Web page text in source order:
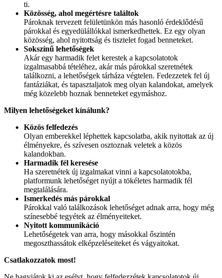
ti.
Közösség, ahol megértésre találtok
Pároknak tervezett felületünkön más hasonló érdeklődésű
párokkal és egyedülállókkal ismerkedhettek. Ez egy olyan
közösség, ahol nyitottság és tisztelet fogad benneteket.
Sokszínű lehetőségek
Akár egy harmadik felet kerestek a kapcsolatotok
izgalmasabbá tételéhez, akár más párokkal szeretnétek
találkozni, a lehetőségek tárháza végtelen. Fedezzetek fel új
fantáziákat, és tapasztaljatok meg olyan kalandokat, amelyek
még közelebb hoznak benneteket egymáshoz.
Milyen lehetőségeket kínálunk?
Közös felfedezés
Olyan emberekkel léphettek kapcsolatba, akik nyitottak az új
élményekre, és szívesen osztoznak veletek a közös
kalandokban.
Harmadik fél keresése
Ha szeretnétek új izgalmakat vinni a kapcsolatotokba,
platformunk lehetőséget nyújt a tökéletes harmadik fél
megtalálására.
Ismerkedés más párokkal
Párokkal való találkozások lehetőséget adnak arra, hogy még
színesebbé tegyétek az élményeiteket.
Nyitott kommunikáció
Lehetőségetek van arra, hogy másokkal őszintén
megoszthassátok elképzeléseiteket és vágyaitokat.
Csatlakozzatok most!